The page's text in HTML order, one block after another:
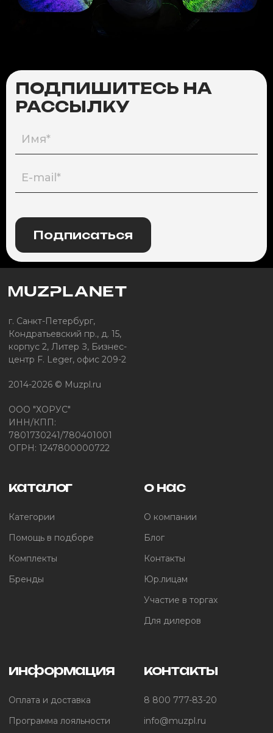
ПОДПИШИТЕСЬ НА
РАССЫЛКУ
Подписаться
г. Санкт-Петербург,
Кондратьевский пр., д. 15,
корпус 2, Литер З, Бизнес-
центр F. Leger, офис 209-2
2014-2026 © Muzpl.ru
ООО "ХОРУС"
ИНН/КПП:
7801730241/780401001
ОГРН: 1247800000722
каталог
Категории
Помощь в подборе
Комплекты
Бренды
о нас
О компании
Блог
Контакты
Юр.лицам
Участие в торгах
Для дилеров
информация
Оплата и доставка
Программа лояльности
контакты
8 800 777-83-20
info@muzpl.ru